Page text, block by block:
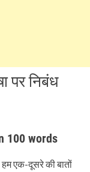
पर निबंध
100 words
हम एक-दूसरे की बातों